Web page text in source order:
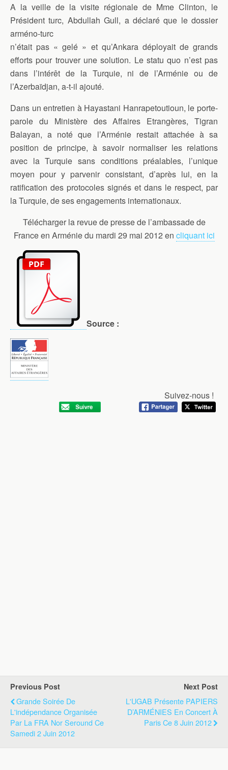
A la veille de la visite régionale de Mme Clinton, le
Président turc, Abdullah Gull, a déclaré que le dossier
arméno-turc
n’était pas « gelé » et qu’Ankara déployait de grands
efforts pour trouver une solution. Le statu quo n’est pas
dans l’intérêt de la Turquie, ni de l’Arménie ou de
l’Azerbaïdjan, a-t-il ajouté.
Dans un entretien à Hayastani Hanrapetoutioun, le porte-
parole du Ministère des Affaires Etrangères, Tigran
Balayan, a noté que l’Arménie restait attachée à sa
position de principe, à savoir normaliser les relations
avec la Turquie sans conditions préalables, l’unique
moyen pour y parvenir consistant, d’après lui, en la
ratification des protocoles signés et dans le respect, par
la Turquie, de ses engagements internationaux.
Télécharger la revue de presse de l’ambassade de
France en Arménie du mardi 29 mai 2012 en cliquant ici
Source :
Suivez-nous !
Previous Post
Grande Soirée De
L'indépendance Organisée
Par La FRA Nor Seround Ce
Samedi 2 Juin 2012
Next Post
L'UGAB Présente PAPIERS
D’ARMÉNIES En Concert À
Paris Ce 8 Juin 2012